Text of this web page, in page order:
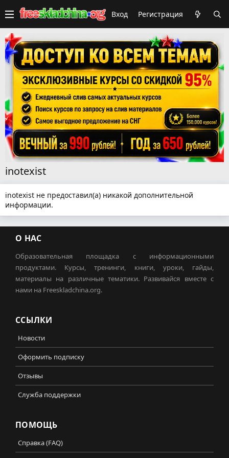
Вход Регистрация
inotexist
inotexist не предоставил(а) никакой дополнительной
информации.
О НАС
Образовательная площадка с информационными
продуктами. Курсы, тренинги, книги, уроки, гайды,
материалы на различные тематики. Развивайся вместе с
нами на Freeskladchina.org.
ССЫЛКИ
Новости
Оформить подписку
Отзывы
Служба поддержки
ПОМОЩЬ
Справка (FAQ)